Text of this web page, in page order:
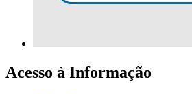
Acesso à Informação